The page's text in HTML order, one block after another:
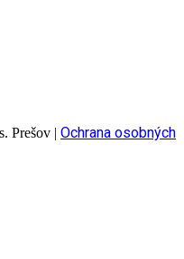
Prešov | Ochrana osobných